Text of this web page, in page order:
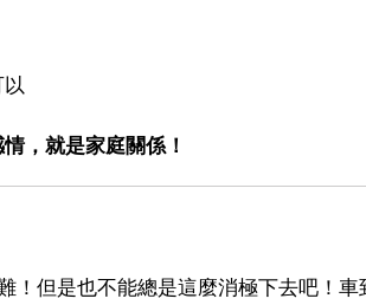
，就是家庭關係！
！但是也不能總是這麼消極下去吧！車